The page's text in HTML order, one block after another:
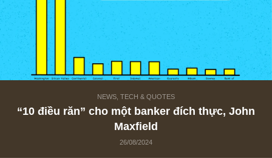
NEWS, TECH & QUOTES
“10 điều răn” cho một banker đích thực,